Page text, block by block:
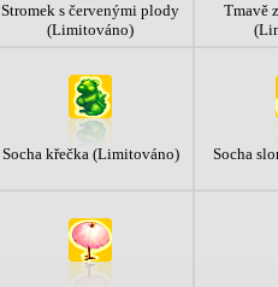
Stromek s červenými plody
(Limitováno)
Tmavě
Socha křečka (Limitováno) Socha